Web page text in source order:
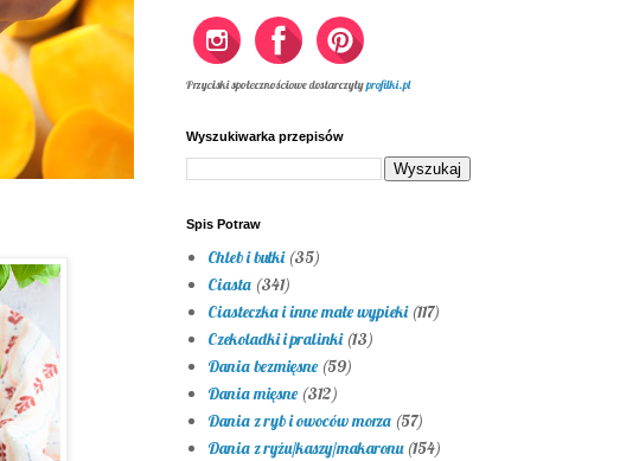
Przyciski społecznościowe dostarczyłyprofilki.pl
Wyszukiwarka przepisów
Spis Potraw
Chleb i bułki (35)
Ciasta (341)
Ciasteczka i inne małe wypieki (117)
Czekoladki i pralinki (13)
Dania bezmięsne (59)
Dania mięsne (312)
Dania z ryb i owoców morza (57)
Dania z ryżu/kaszy/makaronu (154)